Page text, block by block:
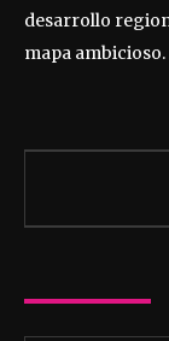
desarrollo
mapa ambicioso.